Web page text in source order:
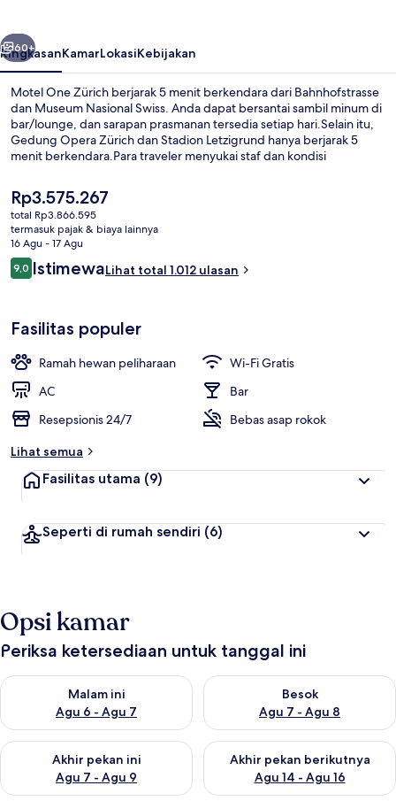
Berikutnya
60+
RingkasanKamarLokasiKebijakan
Motel One Zürich berjarak 5 menit berkendara dari Bahnhofstrasse
dan Museum Nasional Swiss. Anda dapat bersantai sambil minum di
bar/lounge, dan sarapan prasmanan tersedia setiap hari.Selain itu,
Gedung Opera Zürich dan Stadion Letzigrund hanya berjarak 5
menit berkendara.Para traveler menyukai staf dan kondisi
berjarak 3 menit dan Pemberhentian Trem Stockerstrasse berjarak 4
menit.
Harga
saat
ini
Rp3.575.267
Rp3.575.267
total Rp3.866.595
termasuk pajak & biaya lainnya
16 Agu - 17 Agu
Ulasan
9,09,0 dari 10
IstimewaLihat total 1.012 ulasan
Fasilitas populer
Ramah hewan peliharaan
Wi-Fi Gratis
AC
Bar
Resepsionis 24/7
Bebas asap rokok
Lihat semua
Fasilitas utama (9)
Seperti di rumah sendiri (6)
Opsi kamar
Periksa ketersediaan untuk tanggal ini
Malam ini
Agu 6 - Agu 7
Periksa ketersediaan untuk malam ini Agu 6 - Agu 7
Besok
Agu 7 - Agu 8
Periksa ketersediaan untuk
Akhir pekan ini
Agu 7 - Agu 9
Periksa ketersediaan untuk akhir pekan ini Agu 7 - Agu 9
Akhir pekan berikutnya
Agu 14 - Agu 16
Periksa ketersediaan untuk